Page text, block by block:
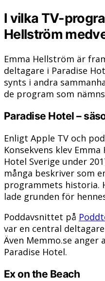
I vilka TV-
Hellström
Emma Hellström är
deltagare i Paradise
synts i andra
de program som
Paradise Hotel –
Enligt Apple TV och
Konsekvens klev
Hotel Sverige under
många beskriver som
programmets historia.
lade grunden för
Poddavsnittet på
var en central
Även Memmo.se
Paradise Hotel.
Ex on the Beach